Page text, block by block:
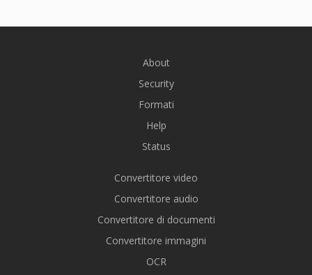
About
Security
Formati
Help
Status
Convertitore video
Convertitore audio
Convertitore di documenti
Convertitore immagini
OCR